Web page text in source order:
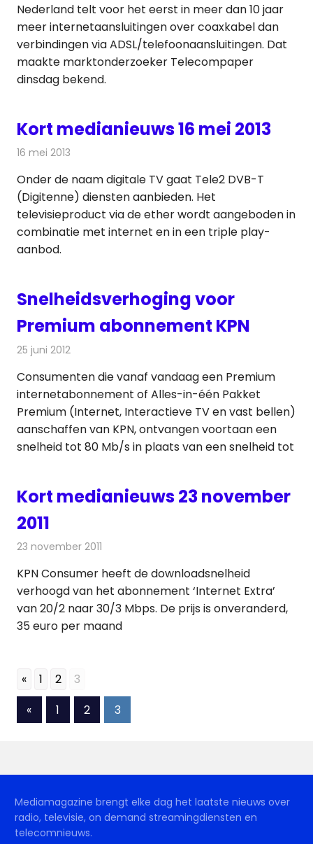
Nederland telt voor het eerst in meer dan 10 jaar
meer internetaansluitingen over coaxkabel dan
verbindingen via ADSL/telefoonaansluitingen. Dat
maakte marktonderzoeker Telecompaper
dinsdag bekend.
Kort medianieuws 16 mei 2013
16 mei 2013
Onder de naam digitale TV gaat Tele2 DVB-T
(Digitenne) diensten aanbieden. Het
televisieproduct via de ether wordt aangeboden in
combinatie met internet en in een triple play-
aanbod.
Snelheidsverhoging voor
Premium abonnement KPN
25 juni 2012
Consumenten die vanaf vandaag een Premium
internetabonnement of Alles-in-één Pakket
Premium (Internet, Interactieve TV en vast bellen)
aanschaffen van KPN, ontvangen voortaan een
snelheid tot 80 Mb/s in plaats van een snelheid tot
Kort medianieuws 23 november
2011
23 november 2011
KPN Consumer heeft de downloadsnelheid
verhoogd van het abonnement ‘Internet Extra’
van 20/2 naar 30/3 Mbps. De prijs is onveranderd,
35 euro per maand
« 1 2 3
Berichten
«Vorige
berichten
1 2 3
Mediamagazine brengt elke dag het laatste nieuws over
radio, televisie, on demand streamingdiensten en
telecomnieuws.